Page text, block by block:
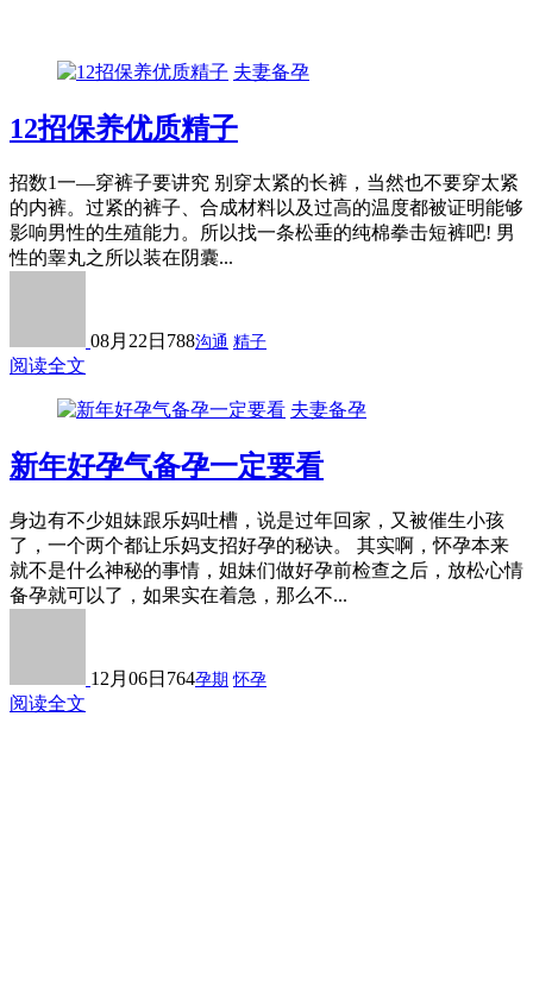
夫妻备孕
12招保养优质精子
招数1一—穿裤子要讲究 别穿太紧的长裤，当然也不要穿太紧
的内裤。过紧的裤子、合成材料以及过高的温度都被证明能够
影响男性的生殖能力。所以找一条松垂的纯棉拳击短裤吧! 男
性的睾丸之所以装在阴囊...
08月22日 788沟通 精子
阅读全文
夫妻备孕
新年好孕气备孕一定要看
身边有不少姐妹跟乐妈吐槽，说是过年回家，又被催生小孩
了，一个两个都让乐妈支招好孕的秘诀。 其实啊，怀孕本来
就不是什么神秘的事情，姐妹们做好孕前检查之后，放松心情
备孕就可以了，如果实在着急，那么不...
12月06日 764孕期 怀孕
阅读全文